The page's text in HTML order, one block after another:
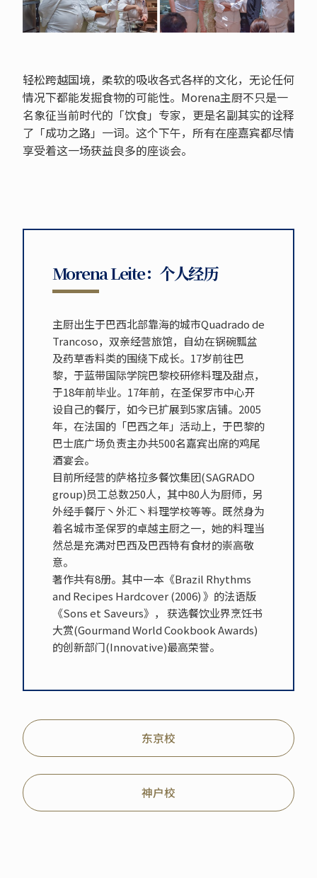
轻松跨越国境，柔软的吸收各式各样的文化，无论任何
情况下都能发掘食物的可能性。Morena主厨不只是一
名象征当前时代的「饮食」专家，更是名副其实的诠释
了「成功之路」一词。这个下午，所有在座嘉宾都尽情
享受着这一场获益良多的座谈会。
Morena Leite：个人经历
主厨出生于巴西北部靠海的城市Quadrado de
Trancoso，双亲经营旅馆，自幼在锅碗瓢盆
及药草香料类的围绕下成长。17岁前往巴
黎，于蓝带国际学院巴黎校研修料理及甜点，
于18年前毕业。17年前，在圣保罗市中心开
设自己的餐厅，如今已扩展到5家店铺。2005
年，在法国的「巴西之年」活动上，于巴黎的
巴士底广场负责主办共500名嘉宾出席的鸡尾
酒宴会。
目前所经营的萨格拉多餐饮集团(SAGRADO
group)员工总数250人，其中80人为厨师，另
外经手餐厅丶外汇丶料理学校等等。既然身为
着名城市圣保罗的卓越主厨之一，她的料理当
然总是充满对巴西及巴西特有食材的崇高敬
意。
著作共有8册。其中一本《Brazil Rhythms
and Recipes Hardcover (2006) 》的法语版
《Sons et Saveurs》， 获选餐饮业界烹饪书
大赏(Gourmand World Cookbook Awards)
的创新部门(Innovative)最高荣誉。
东京校
神户校